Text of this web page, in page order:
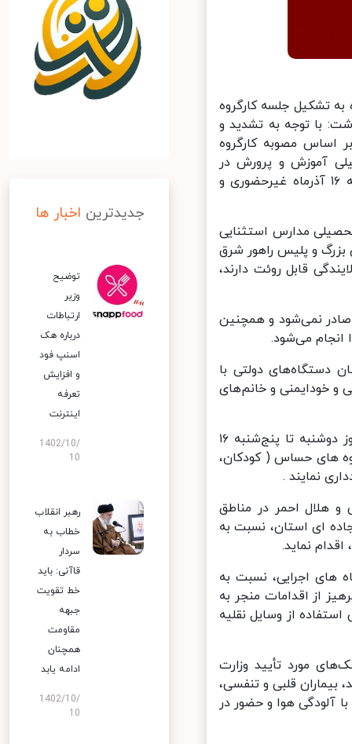
تشکیل جلسه کارگروه
با توجه به تشدید و
اساس مصوبه کارگروه
آموزش و پرورش در
استان تهران غیر از فیروزکوه در دو نوبت صبح و عصر از فردا تا پنج‌شنبه ۱۶ آذرماه غیرحضوری و
مدارس استثنایی
و پلیس راهور شرق
قابل روئت دارند،
نمی‌شود و همچنین
می‌شود.
دستگاه‌های دولتی با
و خودایمنی و خانم‌های
معاون استاندار تهران با بیان اینکه فعالیت کارخانجات تولید سیمان از روز دوشنبه تا پنج‌شنبه ۱۶
های حساس ( کودکان،
نمایند .
احمر در مناطق
ای استان، نسبت به
نماید.
اجرایی، نسبت به
از اقدامات منجر به
از وسایل نقلیه
مورد تأیید وزارت
قلبی و تنفسی،
آلودگی هوا و حضور در
جدیدترین اخبار ها
توضیح
وزیر
ارتباطات
درباره هک
اسنپ‌ فود
و افزایش
تعرفه
اینترنت
1402/10/
10
رهبر انقلاب
خطاب به
سردار
قاآنی: باید
خط تقویت
جبهه
مقاومت
همچنان
ادامه یابد
1402/10/
10